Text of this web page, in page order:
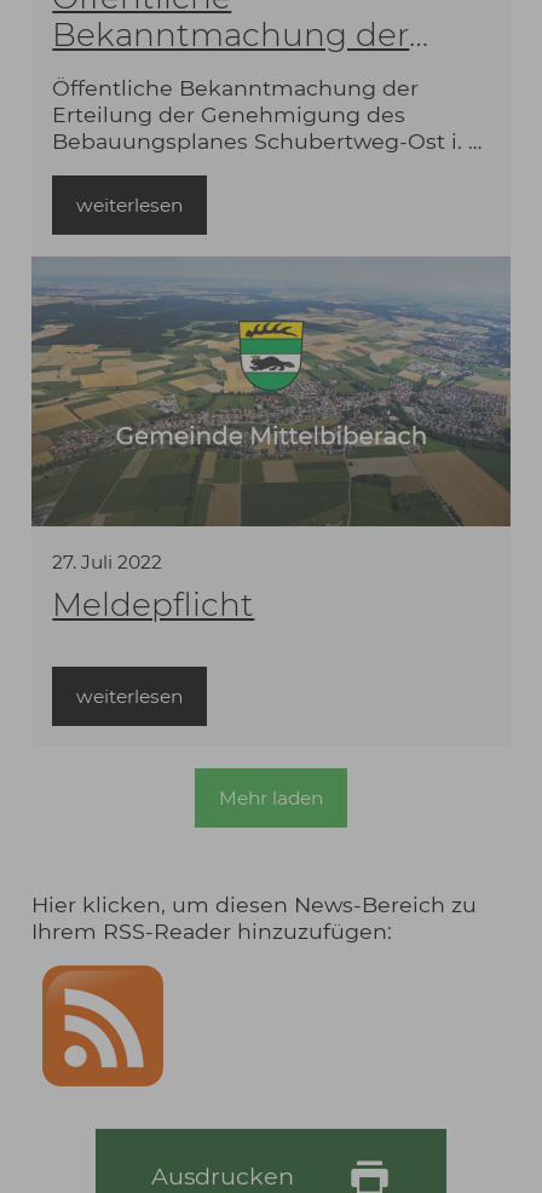
Bekanntmachung der
Erteilung der
Genehmigung des
Bebauungsplanes
Schubertweg-Ost i. d. F.
vom 10.07.2023
Öffentliche Bekanntmachung der
Erteilung der Genehmigung des
Bebauungsplanes Schubertweg-Ost i. d.
weiterlesen
27.Juli 2022
Meldepflicht
weiterlesen
Mehr laden
Hier klicken, um diesen News-Bereich zu
Ihrem RSS-Reader hinzuzufügen:
Ausdrucken